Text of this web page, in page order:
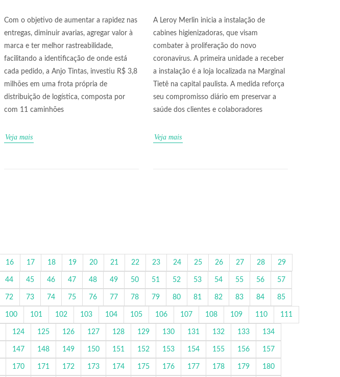
Com o objetivo de aumentar a rapidez nas
entregas, diminuir avarias, agregar valor à
marca e ter melhor rastreabilidade,
facilitando a identificação de onde está
cada pedido, a Anjo Tintas, investiu R$ 3,8
milhões em uma frota própria de
distribuição de logística, composta por
com 11 caminhões
Veja mais
A Leroy Merlin inicia a instalação de
cabines higienizadoras, que visam
combater à proliferação do novo
coronavírus. A primeira unidade a receber
a instalação é a loja localizada na Marginal
Tietê na capital paulista. A medida reforça
seu compromisso diário em preservar a
saúde dos clientes e colaboradores
Veja mais
16 17 18 19 20 21 22 23 24 25 26 27 28 29
44 45 46 47 48 49 50 51 52 53 54 55 56 57
72 73 74 75 76 77 78 79 80 81 82 83 84 85
100 101 102 103 104 105 106 107 108 109 110 111
124 125 126 127 128 129 130 131 132 133 134
147 148 149 150 151 152 153 154 155 156 157
170 171 172 173 174 175 176 177 178 179 180